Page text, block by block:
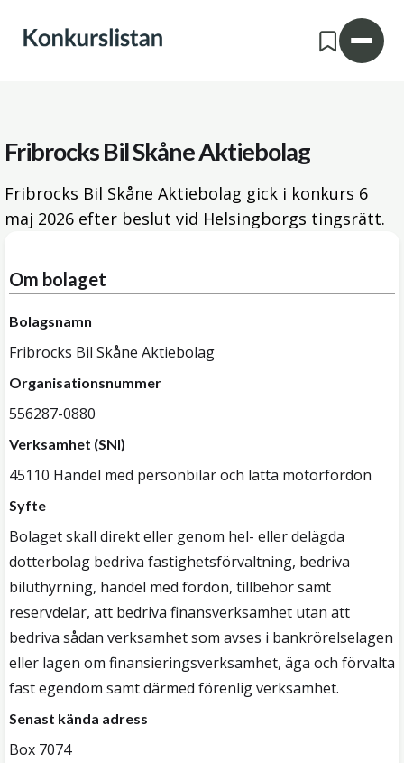
Fribrocks Bil Skåne Aktiebolag
Fribrocks Bil Skåne Aktiebolag gick i konkurs 6
maj 2026 efter beslut vid Helsingborgs tingsrätt.
Om bolaget
Bolagsnamn
Fribrocks Bil Skåne Aktiebolag
Organisationsnummer
556287-0880
Verksamhet (SNI)
45110 Handel med personbilar och lätta motorfordon
Syfte
Bolaget skall direkt eller genom hel- eller delägda
dotterbolag bedriva fastighetsförvaltning, bedriva
biluthyrning, handel med fordon, tillbehör samt
reservdelar, att bedriva finansverksamhet utan att
bedriva sådan verksamhet som avses i bankrörelselagen
eller lagen om finansieringsverksamhet, äga och förvalta
fast egendom samt därmed förenlig verksamhet.
Senast kända adress
Box 7074